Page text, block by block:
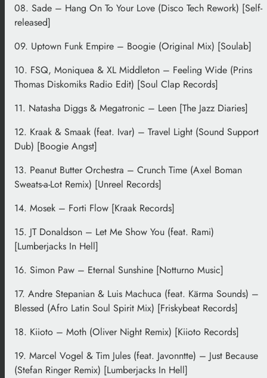
08. Sade – Hang On To Your Love (Disco Tech Rework) [Self-
released]
09. Uptown Funk Empire – Boogie (Original Mix) [Soulab]
10. FSQ, Moniquea & XL Middleton – Feeling Wide (Prins
Thomas Diskomiks Radio Edit) [Soul Clap Records]
11. Natasha Diggs & Megatronic – Leen [The Jazz Diaries]
12. Kraak & Smaak (feat. Ivar) – Travel Light (Sound Support
Dub) [Boogie Angst]
13. Peanut Butter Orchestra – Crunch Time (Axel Boman
Sweats-a-Lot Remix) [Unreel Records]
14. Mosek – Forti Flow [Kraak Records]
15. JT Donaldson – Let Me Show You (feat. Rami)
[Lumberjacks In Hell]
16. Simon Paw – Eternal Sunshine [Notturno Music]
17. Andre Stepanian & Luis Machuca (feat. Kärma Sounds) –
Blessed (Afro Latin Soul Spirit Mix) [Friskybeat Records]
18. Kiioto – Moth (Oliver Night Remix) [Kiioto Records]
19. Marcel Vogel & Tim Jules (feat. Javonntte) – Just Because
(Stefan Ringer Remix) [Lumberjacks In Hell]